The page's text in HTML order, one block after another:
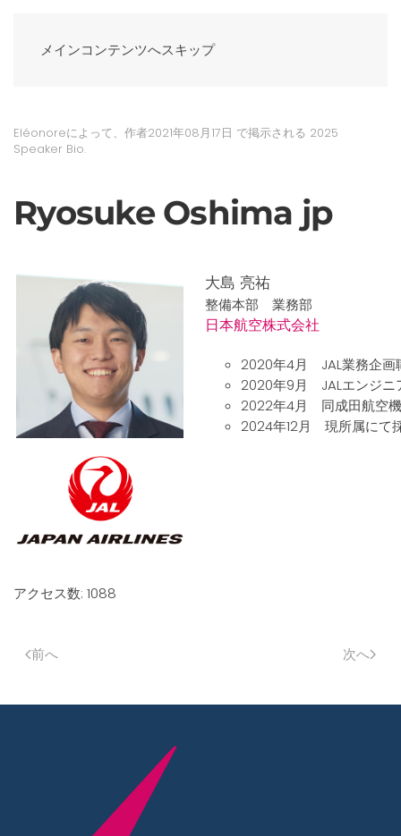
メインコンテンツへスキップ
Eléonoreによって、作者2021年08月17日 で掲示される 2025
Speaker Bio.
Ryosuke Oshima jp
大島 亮祐
整備本部 業務部
日本航空株式会社
2020年4月 JAL業務企画
2020年9月 JALエンジニ
2022年4月 同成田航空機
2024年12月 現所属にて
アクセス数: 1088
前へ 次へ